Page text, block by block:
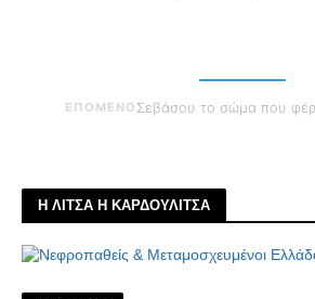
ΕΠΟΜΕΝΟ Σεβάσου το σώμα που
Η ΛΙΤΣΑ Η ΚΑΡΔΟΥΛΙΤΣΑ